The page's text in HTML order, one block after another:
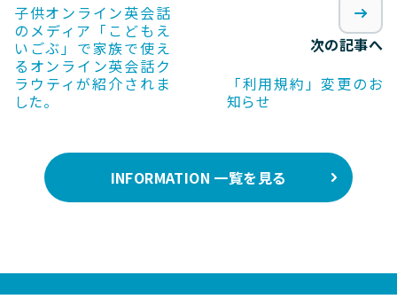
子供オンライン英会話
のメディア「こどもえ
いごぶ」で家族で使え
るオンライン英会話ク
ラウティが紹介されま
した。
次の記事へ
「利用規約」変更のお
知らせ
INFORMATION 一覧を見る